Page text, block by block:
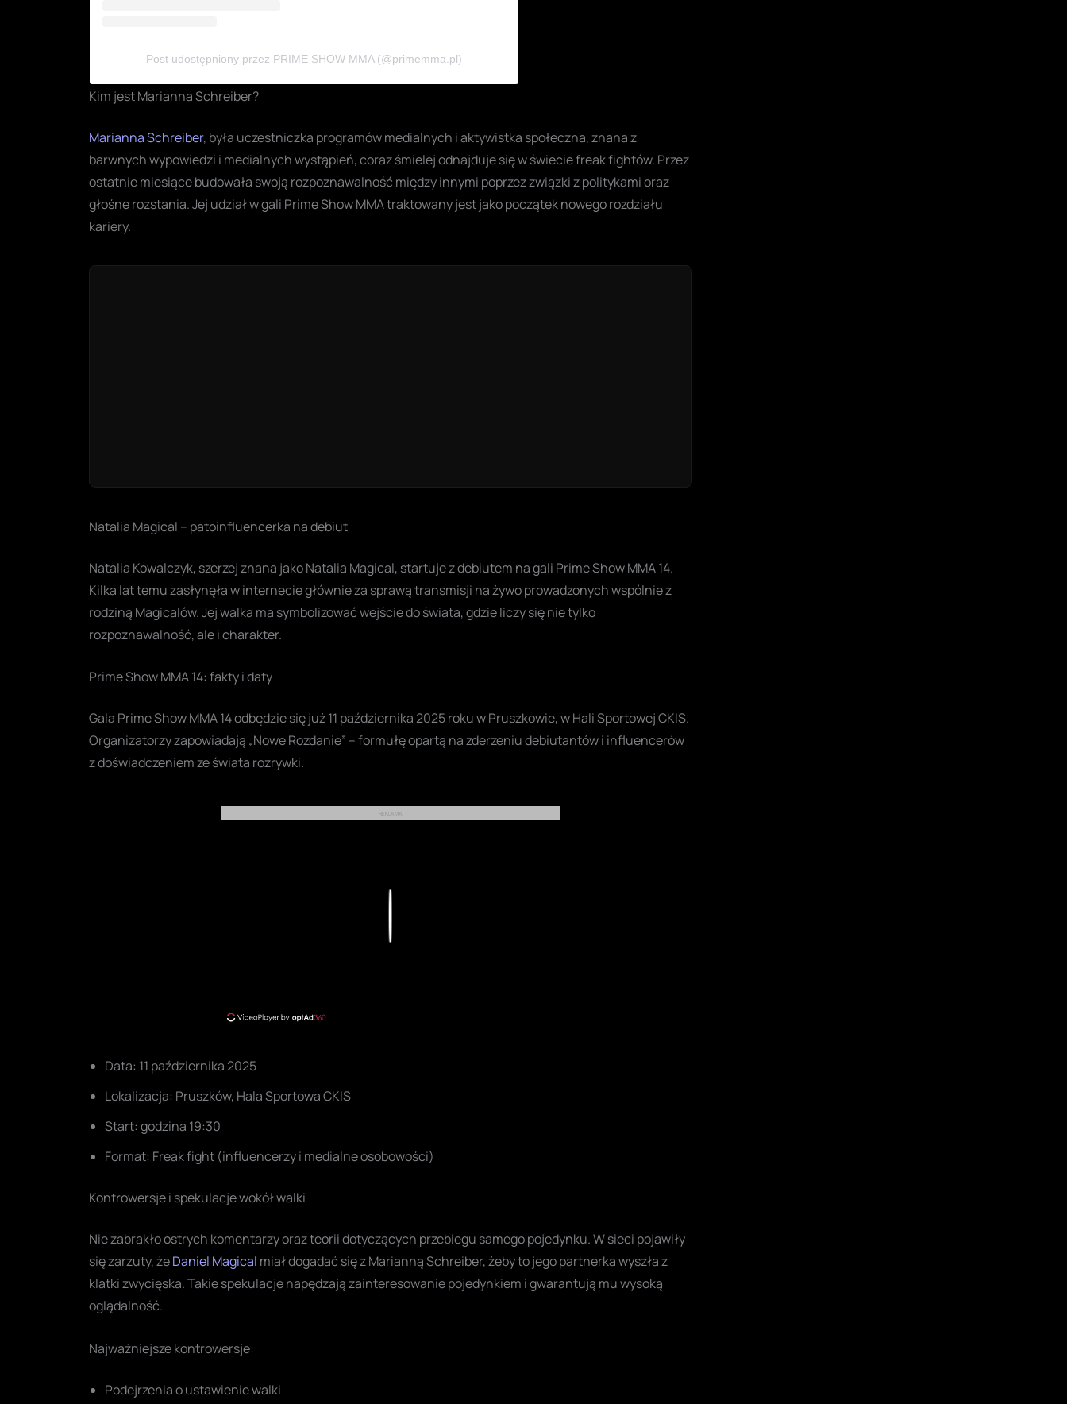
Post udostępniony przez PRIME SHOW MMA (@primemma.pl)
Kim jest Marianna Schreiber?
Marianna Schreiber, była uczestniczka programów medialnych i aktywistka społeczna, znana z
barwnych wypowiedzi i medialnych wystąpień, coraz śmielej odnajduje się w świecie freak fightów. Przez
ostatnie miesiące budowała swoją rozpoznawalność między innymi poprzez związki z politykami oraz
głośne rozstania. Jej udział w gali Prime Show MMA traktowany jest jako początek nowego rozdziału
kariery.
Natalia Magical – patoinfluencerka na debiut
Natalia Kowalczyk, szerzej znana jako Natalia Magical, startuje z debiutem na gali Prime Show MMA 14.
Kilka lat temu zasłynęła w internecie głównie za sprawą transmisji na żywo prowadzonych wspólnie z
rodziną Magicalów. Jej walka ma symbolizować wejście do świata, gdzie liczy się nie tylko
rozpoznawalność, ale i charakter.
Prime Show MMA 14: fakty i daty
Gala Prime Show MMA 14 odbędzie się już 11 października 2025 roku w Pruszkowie, w Hali Sportowej CKIS.
Organizatorzy zapowiadają „Nowe Rozdanie” – formułę opartą na zderzeniu debiutantów i influencerów
z doświadczeniem ze świata rozrywki.
REKLAMA
Data: 11 października 2025
Lokalizacja: Pruszków, Hala Sportowa CKIS
Start: godzina 19:30
Format: Freak fight (influencerzy i medialne osobowości)
Kontrowersje i spekulacje wokół walki
Nie zabrakło ostrych komentarzy oraz teorii dotyczących przebiegu samego pojedynku. W sieci pojawiły
się zarzuty, żeDaniel Magical miał dogadać się z Marianną Schreiber, żeby to jego partnerka wyszła z
klatki zwycięska. Takie spekulacje napędzają zainteresowanie pojedynkiem i gwarantują mu wysoką
oglądalność.
Najważniejsze kontrowersje:
Podejrzenia o ustawienie walki